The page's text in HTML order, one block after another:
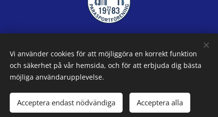
Skapad av Föreningshuset Fontänen Cookies
Vi använder cookies för att möjliggöra en korrekt funktion
och säkerhet på vår hemsida, och för att erbjuda dig bästa
möjliga användarupplevelse.
Acceptera endast nödvändiga Acceptera alla